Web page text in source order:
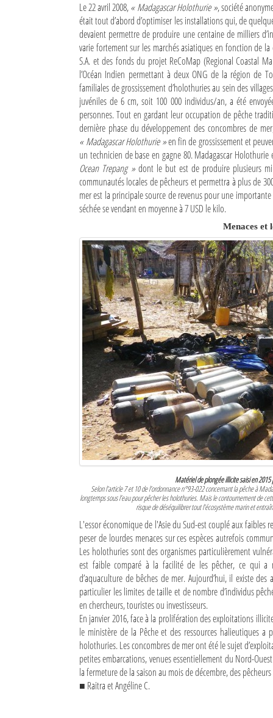
Le 22 avril 2008,« Madagascar Holothurie », société
était tout d’abord d’optimiser les installations qui, de
devaient permettre de produire une centaine de milliers
varie fortement sur les marchés asiatiques en fonction de
S.A. et des fonds du projet ReCoMap (Regional Coastal
l’Océan Indien permettant à deux ONG de la région de
familiales de grossissement d’holothuries au sein des
juvéniles de 6 cm, soit 100 000 individus/an, a été
personnes. Tout en gardant leur occupation de pêche
dernière phase du développement des concombres de
« Madagascar Holothurie »en fin de grossissement et
un technicien de base en gagne 80. Madagascar
Ocean Trepang »dont le but est de produire plusieurs
communautés locales de pêcheurs et permettra à plus de
mer est la principale source de revenus pour une
séchée se vendant en moyenne à 7 USD le kilo.
Menaces et
Matériel de plongée illicite saisi en 2015
Selon l’article 7 et 10 de l’ordonnance n°93-022 concernant la pêche à
longtemps sous l’eau pour pêcher les holothuries. Mais le contournement de
risque de déséquilibrer tout l’écosystème marin et
L'essor économique de l'Asie du Sud-est couplé aux
peser de lourdes menaces sur ces espèces autrefois
Les holothuries sont des organismes particulièrement
est faible comparé à la facilité de les pêcher, ce qui a
d’aquaculture de bêches de mer. Aujourd’hui, il existe
particulier les limites de taille et de nombre d’individus
en chercheurs, touristes ou investisseurs.
En janvier 2016, face à la prolifération des exploitations
le ministère de la Pêche et des ressources halieutiques
holothuries. Les concombres de mer ont été le sujet
petites embarcations, venues essentiellement du Nord-
la fermeture de la saison au mois de décembre, des
■ Raitra et Angéline C.